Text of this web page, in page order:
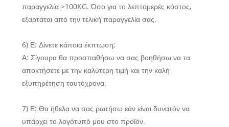
παραγγελία >100KG. Όσο για το λεπτομερές κόστος,
εξαρτάται από την τελική παραγγελία σας.
6) Ε: Δίνετε κάποια έκπτωση;
Α: Σίγουρα θα προσπαθήσω να σας βοηθήσω να τα
αποκτήσετε με την καλύτερη τιμή και την καλή
εξυπηρέτηση ταυτόχρονα.
7) Ε: Θα ήθελα να σας ρωτήσω εάν είναι δυνατόν να
υπάρχει το λογότυπό μου στο προϊόν.